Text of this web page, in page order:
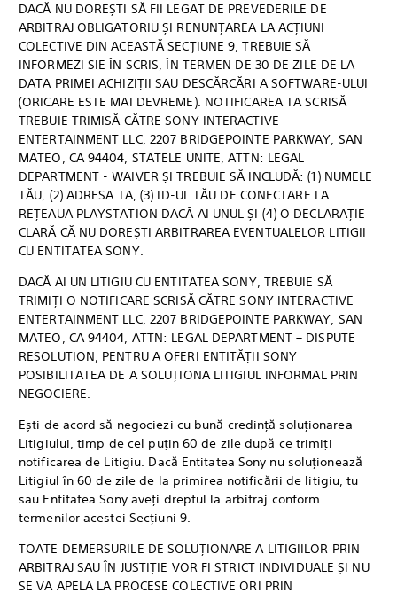
DACĂ NU DOREȘTI SĂ FII LEGAT DE PREVEDERILE DE
ARBITRAJ OBLIGATORIU ȘI RENUNȚAREA LA ACȚIUNI
COLECTIVE DIN ACEASTĂ SECȚIUNE 9, TREBUIE SĂ
INFORMEZI SIE ÎN SCRIS, ÎN TERMEN DE 30 DE ZILE DE LA
DATA PRIMEI ACHIZIȚII SAU DESCĂRCĂRI A SOFTWARE-ULUI
(ORICARE ESTE MAI DEVREME). NOTIFICAREA TA SCRISĂ
TREBUIE TRIMISĂ CĂTRE SONY INTERACTIVE
ENTERTAINMENT LLC, 2207 BRIDGEPOINTE PARKWAY, SAN
MATEO, CA 94404, STATELE UNITE, ATTN: LEGAL
DEPARTMENT - WAIVER ȘI TREBUIE SĂ INCLUDĂ: (1) NUMELE
TĂU, (2) ADRESA TA, (3) ID-UL TĂU DE CONECTARE LA
REȚEAUA PLAYSTATION DACĂ AI UNUL ȘI (4) O DECLARAȚIE
CLARĂ CĂ NU DOREȘTI ARBITRAREA EVENTUALELOR LITIGII
CU ENTITATEA SONY.
DACĂ AI UN LITIGIU CU ENTITATEA SONY, TREBUIE SĂ
TRIMIȚI O NOTIFICARE SCRISĂ CĂTRE SONY INTERACTIVE
ENTERTAINMENT LLC, 2207 BRIDGEPOINTE PARKWAY, SAN
MATEO, CA 94404, ATTN: LEGAL DEPARTMENT – DISPUTE
RESOLUTION, PENTRU A OFERI ENTITĂȚII SONY
POSIBILITATEA DE A SOLUȚIONA LITIGIUL INFORMAL PRIN
NEGOCIERE.
Ești de acord să negociezi cu bună credință soluționarea
Litigiului, timp de cel puțin 60 de zile după ce trimiți
notificarea de Litigiu. Dacă Entitatea Sony nu soluționează
Litigiul în 60 de zile de la primirea notificării de litigiu, tu
sau Entitatea Sony aveți dreptul la arbitraj conform
termenilor acestei Secțiuni 9.
TOATE DEMERSURILE DE SOLUȚIONARE A LITIGIILOR PRIN
ARBITRAJ SAU ÎN JUSTIȚIE VOR FI STRICT INDIVIDUALE ȘI NU
SE VA APELA LA PROCESE COLECTIVE ORI PRIN